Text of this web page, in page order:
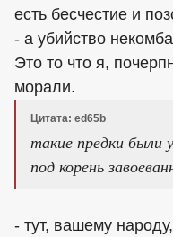
есть бесчестие и
- а убийство
Это то что я,
морали.
Цитата: ed65b
такие предки были
под корень
- тут, вашему